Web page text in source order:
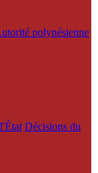
polynésienne
Décisions du